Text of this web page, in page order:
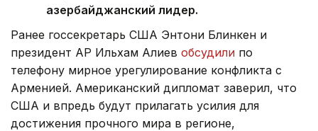
азербайджанский лидер.
Ранее госсекретарь США Энтони Блинкен и
президент АР Ильхам Алиев обсудили по
телефону мирное урегулирование конфликта с
Арменией. Американский дипломат заверил, что
США и впредь будут прилагать усилия для
достижения прочного мира в регионе,